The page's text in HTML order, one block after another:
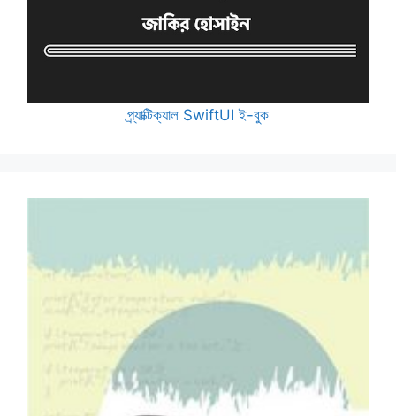
প্র্যাক্টিক্যাল SwiftUI ই-বুক